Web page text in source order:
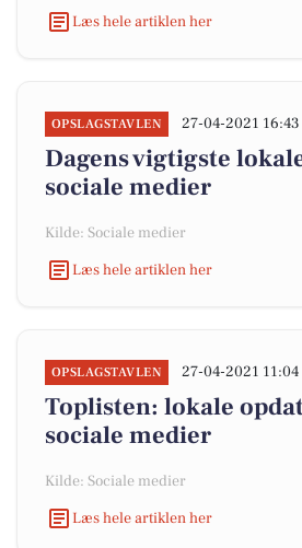
Læs hele artiklen her
OPSLAGSTAVLEN 27-04-2021 16:43
Dagens vigtigste
sociale medier
Kilde: Sociale medier
Læs hele artiklen her
OPSLAGSTAVLEN 27-04-2021 11:04
Toplisten: lokale
sociale medier
Kilde: Sociale medier
Læs hele artiklen her